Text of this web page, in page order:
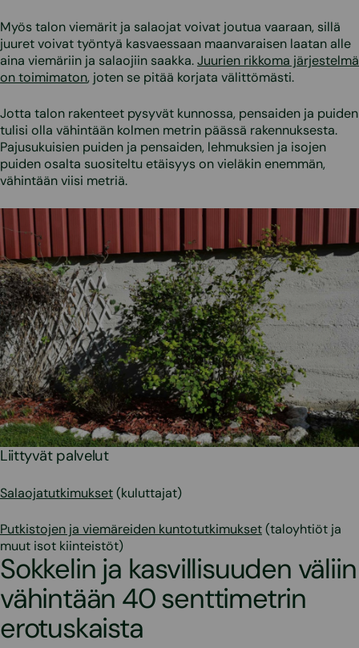
Myös talon viemärit ja salaojat voivat joutua vaaraan, sillä
juuret voivat työntyä kasvaessaan maanvaraisen laatan alle
aina viemäriin ja salaojiin saakka.Juurien rikkoma järjestelmä
on toimimaton, joten se pitää korjata välittömästi.
Jotta talon rakenteet pysyvät kunnossa, pensaiden ja puiden
tulisi olla vähintään kolmen metrin päässä rakennuksesta.
Pajusukuisien puiden ja pensaiden, lehmuksien ja isojen
puiden osalta suositeltu etäisyys on vieläkin enemmän,
vähintään viisi metriä.
Liittyvät palvelut
Salaojatutkimukset(kuluttajat)
Putkistojen ja viemäreiden kuntotutkimukset(taloyhtiöt ja
muut isot kiinteistöt)
Sokkelin ja kasvillisuuden väliin
vähintään 40 senttimetrin
erotuskaista